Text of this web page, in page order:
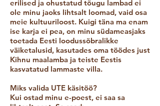
erilised ja ohustatud tõugu lambad ei
ole minu jaoks lihtsalt loomad, vaid osa
meie kultuuriloost. Kuigi täna ma enam
ise karja ei pea, on minu südameasjaks
toetada Eesti loodussõbralikke
väiketalusid, kasutades oma töödes just
Kihnu maalamba ja teiste Eestis
kasvatatud lammaste villa.
​Miks valida UTE käsitöö?
Kui ostad minu e-poest, ei saa sa